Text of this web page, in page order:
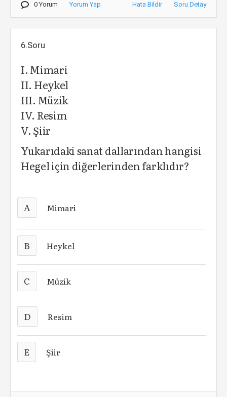
0 Yorum Yorum Yap Hata Bildir Soru Detay
6.Soru
I. Mimari
II. Heykel
III. Müzik
IV. Resim
V. Şiir
Yukarıdaki sanat dallarından hangisi
Hegel için diğerlerinden farklıdır?
A Mimari
B Heykel
C Müzik
D Resim
E Şiir